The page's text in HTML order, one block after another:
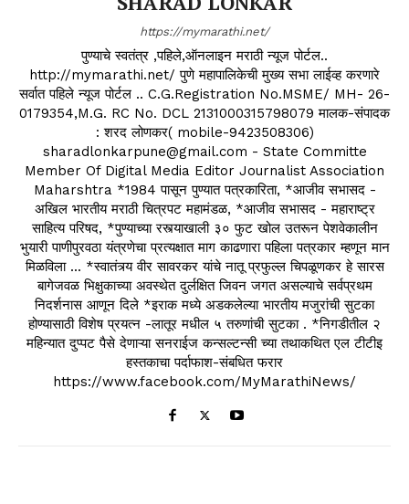
https://mymarathi.net/
पुण्याचे स्वतंत्र ,पहिले,ऑनलाइन मराठी न्यूज पोर्टल..
http://mymarathi.net/ पुणे महापालिकेची मुख्य सभा लाईव्ह करणारे
सर्वात पहिले न्यूज पोर्टल .. C.G.Registration No.MSME/ MH- 26-
0179354,M.G. RC No. DCL 2131000315798079 मालक-संपादक
: शरद लोणकर( mobile-9423508306)
sharadlonkarpune@gmail.com - State Committe
Member Of Digital Media Editor Journalist Association
Maharshtra *1984 पासून पुण्यात पत्रकारिता, *आजीव सभासद -
अखिल भारतीय मराठी चित्रपट महामंडळ, *आजीव सभासद - महाराष्ट्र
साहित्य परिषद, *पुण्याच्या रस्त्याखाली ३० फुट खोल उतरून पेशवेकालीन
भुयारी पाणीपुरवठा यंत्रणेचा प्रत्यक्षात माग काढणारा पहिला पत्रकार म्हणून मान
मिळविला ... *स्वातंत्र्य वीर सावरकर यांचे नातू प्रफुल्ल चिपळूणकर हे सारस
बागेजवळ भिक्षुकाच्या अवस्थेत दुर्लक्षित जिवन जगत असल्याचे सर्वप्रथम
निदर्शनास आणून दिले *इराक मध्ये अडकलेल्या भारतीय मजुरांची सुटका
होण्यासाठी विशेष प्रयत्न -लातूर मधील ५ तरुणांची सुटका . *निगडीतील २
महिन्यात दुप्पट पैसे देणाऱ्या सनराईज कन्सल्टन्सी च्या तथाकथित एल टीटीइ
हस्तकाचा पर्दाफाश-संबधित फरार
https://www.facebook.com/MyMarathiNews/